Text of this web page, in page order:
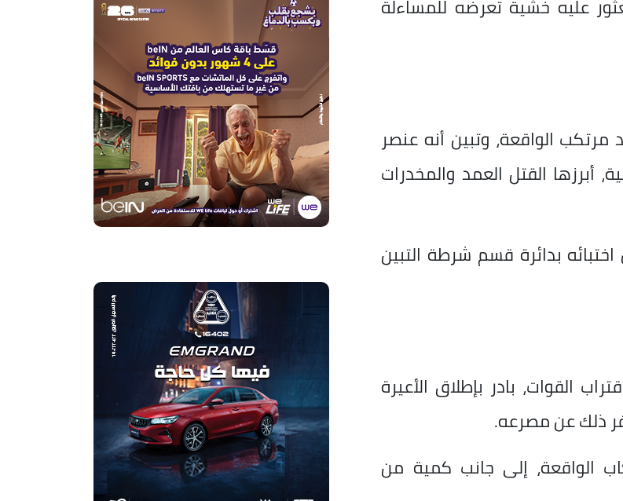
عليه خشية تعرضه للمساءلة
مرتكب الواقعة، وتبين أنه عنصر
أبرزها القتل العمد والمخدرات
بدائرة قسم شرطة التبين
القوات، بادر بإطلاق الأعيرة
ذلك عن مصرعه.
الواقعة، إلى جانب كمية من